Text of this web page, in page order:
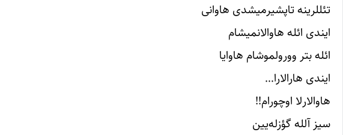
تئللرینه تاپشیرمیشدی هاوانی
ایندی ائله هاوالانمیشام
ائله بتر وورولموشام هاوایا
ایندی هارالارا…
هاوالارلا اوچورام!!
سیز آلله گؤزله‌یین